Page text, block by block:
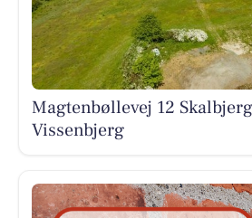
Magtenbøllevej 12
Vissenbjerg